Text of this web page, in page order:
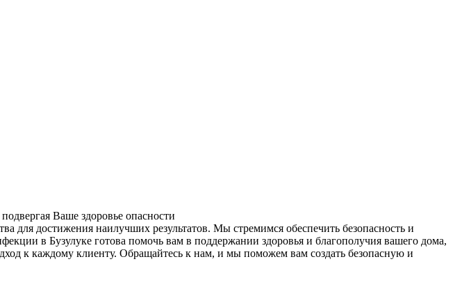
Ваше здоровье опасности
для достижения наилучших результатов. Мы стремимся обеспечить безопасность и
в Бузулуке готова помочь вам в поддержании здоровья и благополучия вашего дома,
к каждому клиенту. Обращайтесь к нам, и мы поможем вам создать безопасную и